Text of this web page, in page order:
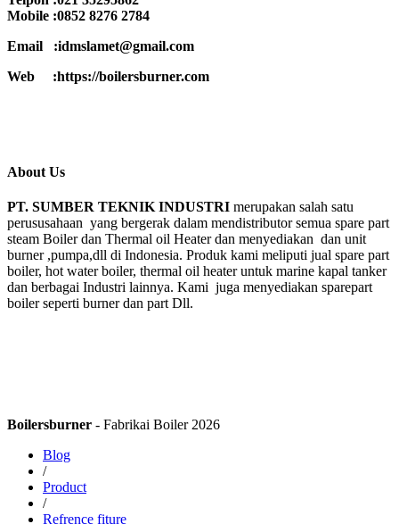
Mobile :0852 8276 2784
Email :idmslamet@gmail.com
Web :https://boilersburner.com
About Us
PT. SUMBER TEKNIK INDUSTRI merupakan salah satu
perususahaan yang bergerak dalam mendistributor semua spare part
steam Boiler dan Thermal oil Heater dan menyediakan dan unit
burner ,pumpa,dll di Indonesia. Produk kami meliputi jual spare part
boiler, hot water boiler, thermal oil heater untuk marine kapal tanker
dan berbagai Industri lainnya. Kami juga menyediakan sparepart
boiler seperti burner dan part Dll.
Boilersburner - Fabrikai Boiler 2026
Blog
/
Product
/
Refrence fiture